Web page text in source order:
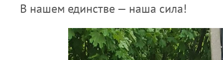
В нашем единстве — наша сила!